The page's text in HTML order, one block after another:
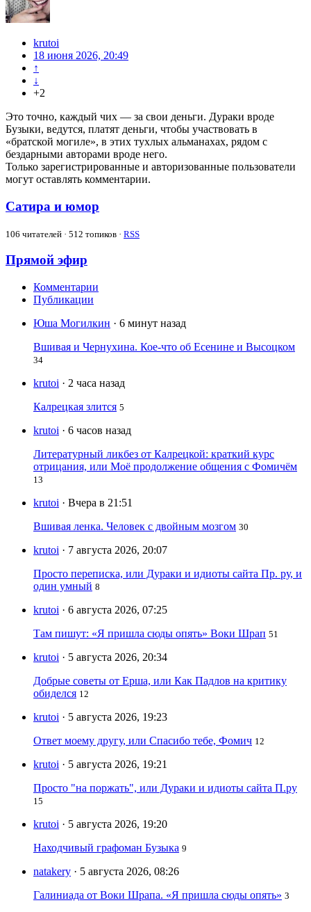
krutoi
18 июня 2026, 20:49
↑
↓
+2
Это точно, каждый чих — за свои деньги. Дураки вроде
Бузыки, ведутся, платят деньги, чтобы участвовать в
«братской могиле», в этих тухлых альманахах, рядом с
бездарными авторами вроде него.
Только зарегистрированные и авторизованные пользователи
могут оставлять комментарии.
Сатира и юмор
106 читателей · 512 топиков · RSS
Прямой эфир
Комментарии
Публикации
Юша Могилкин · 6 минут назад
Вшивая и Чернухина. Кое-что об Есенине и Высоцком
34
krutoi · 2 часа назад
Калрецкая злится 5
krutoi · 6 часов назад
Литературный ликбез от Калрецкой: краткий курс
отрицания, или Моё продолжение общения с Фомичём
13
krutoi · Вчера в 21:51
Вшивая ленка. Человек с двойным мозгом 30
krutoi · 7 августа 2026, 20:07
Просто переписка, или Дураки и идиоты сайта Пр. ру, и
один умный 8
krutoi · 6 августа 2026, 07:25
Там пишут: «Я пришла сюды опять» Воки Шрап 51
krutoi · 5 августа 2026, 20:34
Добрые советы от Ерша, или Как Падлов на критику
обиделся 12
krutoi · 5 августа 2026, 19:23
Ответ моему другу, или Спасибо тебе, Фомич 12
krutoi · 5 августа 2026, 19:21
Просто "на поржать", или Дураки и идиоты сайта П.ру
15
krutoi · 5 августа 2026, 19:20
Находчивый графоман Бузыка 9
natakery · 5 августа 2026, 08:26
Галиниада от Воки Шрапа. «Я пришла сюды опять» 3